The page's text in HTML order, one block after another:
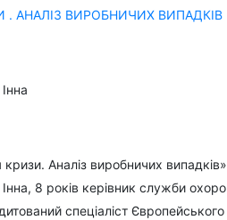
АНАЛІЗ ВИРОБНИЧИХ ВИПАДКІВ
кризи. Аналіз виробничих
8 років керівник служби
спеціаліст